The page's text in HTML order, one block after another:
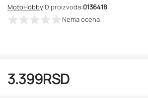
MotoHobbyID proizvoda:0136418
Nema ocena
3.399RSD